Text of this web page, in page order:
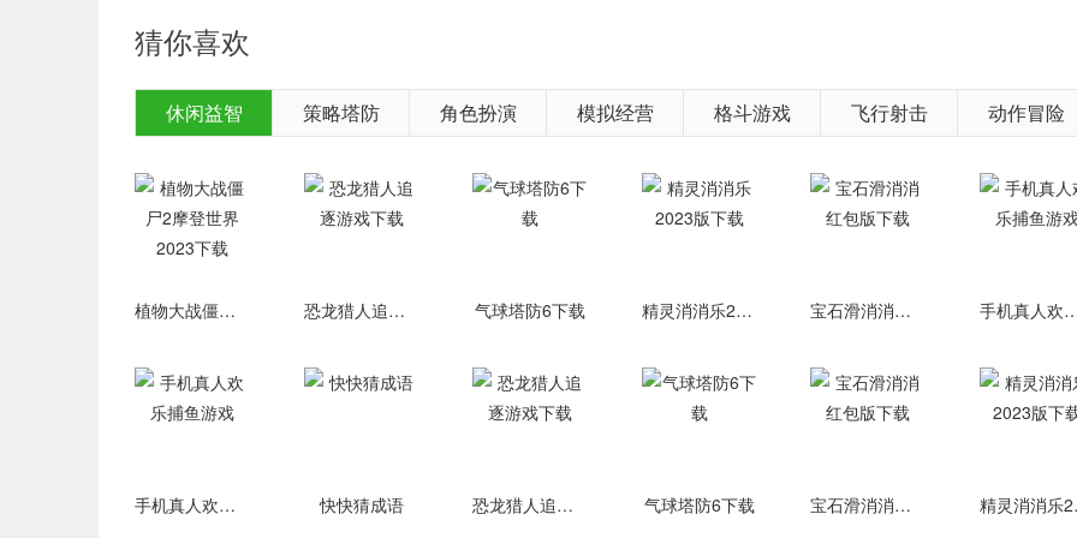
——多样MOBA玩法 尽享竞技乐趣——
英魂之刃有纷争圣坛(经典5V5三路地图)、自走棋(六棱错峙，棋承万物)、决战之谷(单路大乱斗地图)、混沌遗迹(7V7抢占
资源模式)、三方乱斗(三阵营对抗模式)、生存竞技、放逐峡谷(SOLO模式)等多地图选择，内含训练营、匹配、排位、
火力、克隆大作战、战技巅峰等多种玩法;更有战队任务竞赛等更多挑战模式，赢得团队荣耀和海量奖励!当然，更多玩法
续更新中，敬请期待!
——地图升级 决战之谷焕然一新——
的秘境——沉弥玄乡。为突出对抗感，我们采用比以往更加明快的色彩对比;同时玄乡秘境对孟龙洲历史有着重大意义，
们在进行战斗时，能够拥有更舒适的视觉体验!
——功能持续优化 用户体验升级——
为此我们对战斗进行了调整优化，对战过程竞技性更强!同时通过精彩时刻，智能记录您在英魂的精彩击杀瞬间!更有多款
猜你喜欢
休闲益智 策略塔防 角色扮演 模拟经营 格斗游戏 飞行射击 动作冒险
植物大战僵尸2摩登世界2023下载 恐龙猎人追逐游戏下载 气球塔防6下载 精灵消消乐2023版下载 宝石滑消消红包版下载 手机真人欢
手机真人欢乐捕鱼游戏 快快猜成语 恐龙猎人追逐游戏下载 气球塔防6下载 宝石滑消消红包版下载 精